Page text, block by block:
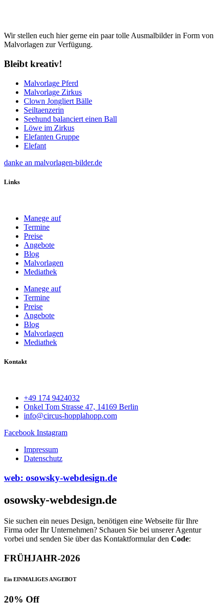
Wir stellen euch hier gerne ein paar tolle Ausmalbilder in Form von
Malvorlagen zur Verfügung.
Bleibt kreativ!
Malvorlage Pferd
Malvorlage Zirkus
Clown Jongliert Bälle
Seiltaenzerin
Seehund balanciert einen Ball
Löwe im Zirkus
Elefanten Gruppe
Elefant
danke an malvorlagen-bilder.de
Links
Manege auf
Termine
Preise
Angebote
Blog
Malvorlagen
Mediathek
Manege auf
Termine
Preise
Angebote
Blog
Malvorlagen
Mediathek
Kontakt
+49 174 9424032
Onkel Tom Strasse 47, 14169 Berlin
info@circus-hopplahopp.com
Facebook Instagram
Impressum
Datenschutz
web: osowsky-webdesign.de
osowsky-webdesign.de
Sie suchen ein neues Design, benötigen eine Webseite für Ihre
Firma oder Ihr Unternehmen? Schauen Sie bei unserer Agentur
vorbei und senden Sie über das Kontaktformular den Code:
FRÜHJAHR-2026
Ein EINMALIGES ANGEBOT
20% Off